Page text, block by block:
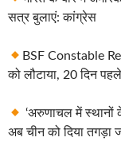
सत्र बुलाएं: कांग्रेस
BSF Constable
को लौटाया, 20 दिन
‘अरुणाचल में स्थानों
अब चीन को दिया तगड़ा